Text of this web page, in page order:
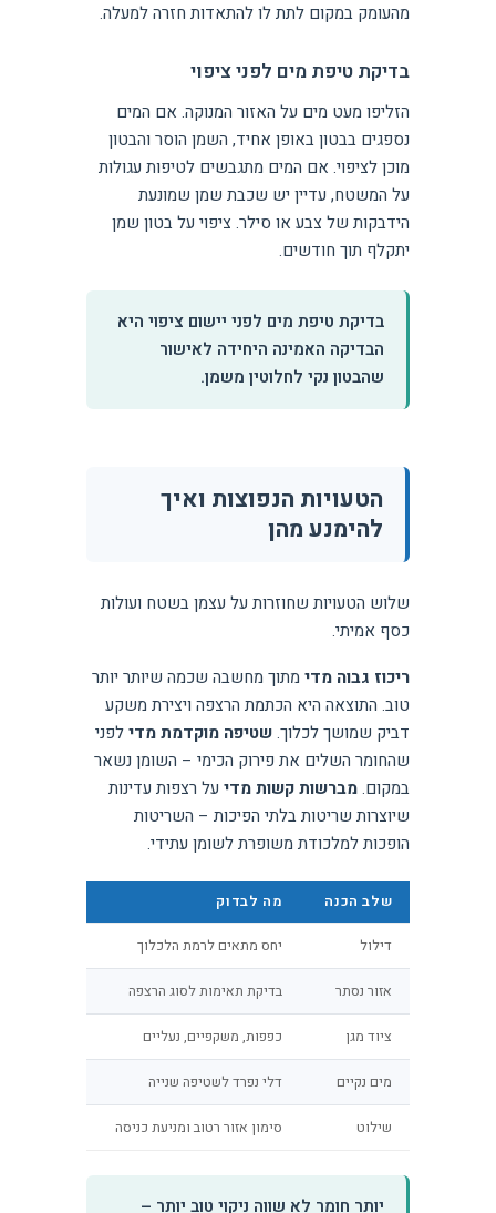
מהעומק במקום לתת לו להתאדות חזרה למעלה.
בדיקת טיפת מים לפני ציפוי
הזליפו מעט מים על האזור המנוקה. אם המים
נספגים בבטון באופן אחיד, השמן הוסר והבטון
מוכן לציפוי. אם המים מתגבשים לטיפות עגולות
על המשטח, עדיין יש שכבת שמן שמונעת
הידבקות של צבע או סילר. ציפוי על בטון שמן
יתקלף תוך חודשים.
בדיקת טיפת מים לפני יישום ציפוי היא
הבדיקה האמינה היחידה לאישור
שהבטון נקי לחלוטין משמן.
הטעויות הנפוצות ואיך
להימנע מהן
שלוש הטעויות שחוזרות על עצמן בשטח ועולות
כסף אמיתי.
ריכוז גבוה מדימתוך מחשבה שכמה שיותר יותר
טוב. התוצאה היא הכתמת הרצפה ויצירת משקע
דביק שמושך לכלוך.שטיפה מוקדמת מדילפני
שהחומר השלים את פירוק הכימי – השומן נשאר
במקום.מברשות קשות מדיעל רצפות עדינות
שיוצרות שריטות בלתי הפיכות – השריטות
הופכות למלכודת משופרת לשומן עתידי.
שלב הכנה מה לבדוק
דילול יחס מתאים לרמת הלכלוך
אזור נסתר בדיקת תאימות לסוג הרצפה
ציוד מגן כפפות, משקפיים, נעליים
מים נקיים דלי נפרד לשטיפה שנייה
שילוט סימון אזור רטוב ומניעת כניסה
יותר חומר לא שווה ניקוי טוב יותר –